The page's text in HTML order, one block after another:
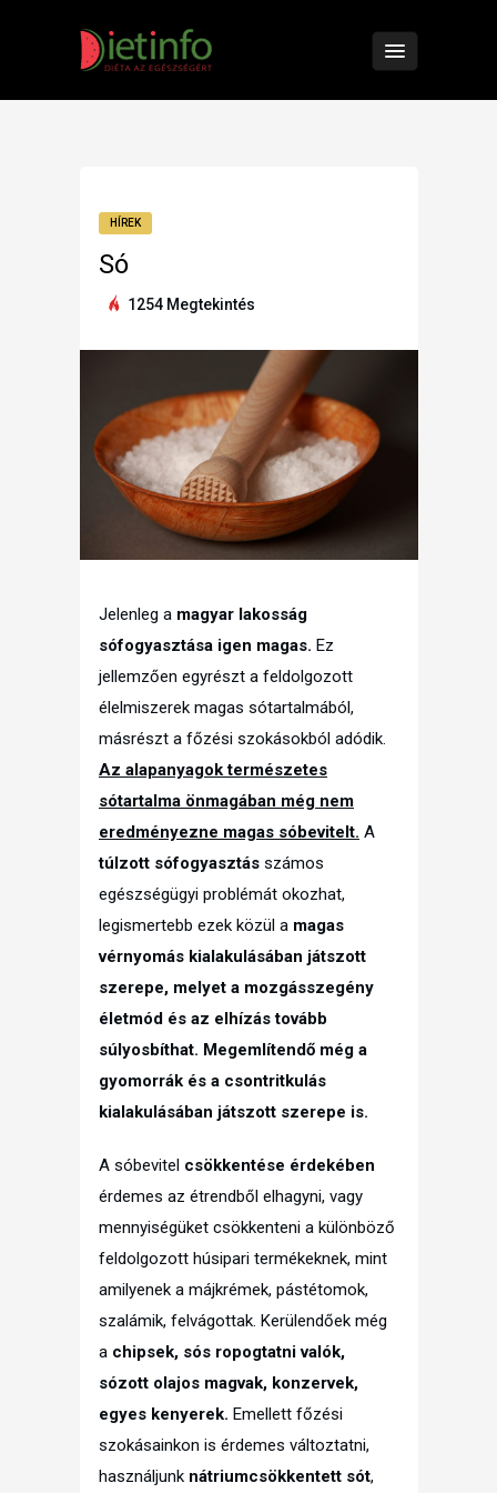
HÍREK
Só
1254 Megtekintés
Jelenleg a magyar lakosság
sófogyasztása igen magas. Ez
jellemzően egyrészt a feldolgozott
élelmiszerek magas sótartalmából,
másrészt a főzési szokásokból adódik.
Az alapanyagok természetes
sótartalma önmagában még nem
eredményezne magas sóbevitelt. A
túlzott sófogyasztás számos
egészségügyi problémát okozhat,
legismertebb ezek közül a magas
vérnyomás kialakulásában játszott
szerepe, melyet a mozgásszegény
életmód és az elhízás tovább
súlyosbíthat. Megemlítendő még a
gyomorrák és a csontritkulás
kialakulásában játszott szerepe is.
A sóbevitel csökkentése érdekében
érdemes az étrendből elhagyni, vagy
mennyiségüket csökkenteni a különböző
feldolgozott húsipari termékeknek, mint
amilyenek a májkrémek, pástétomok,
szalámik, felvágottak. Kerülendőek még
a chipsek, sós ropogtatni valók,
sózott olajos magvak, konzervek,
egyes kenyerek. Emellett főzési
szokásainkon is érdemes változtatni,
használjunk nátriumcsökkentett sót,